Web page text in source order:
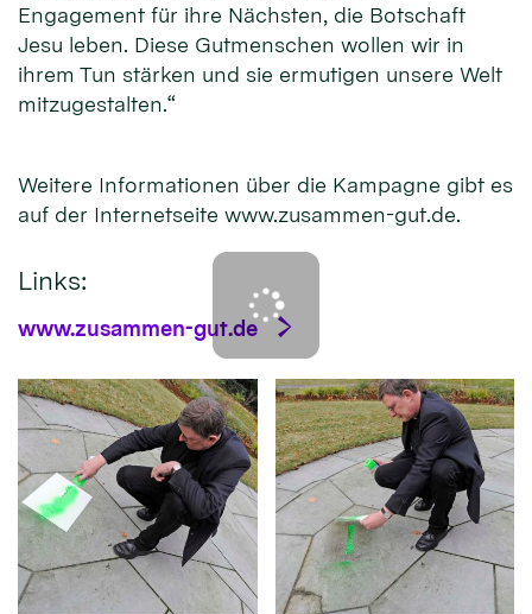
Engagement für ihre Nächsten, die Botschaft
Jesu leben. Diese Gutmenschen wollen wir in
ihrem Tun stärken und sie ermutigen unsere Welt
mitzugestalten.“
Weitere Informationen über die Kampagne gibt es
auf der Internetseite www.zusammen-gut.de.
Links:
www.zusammen-gut.de